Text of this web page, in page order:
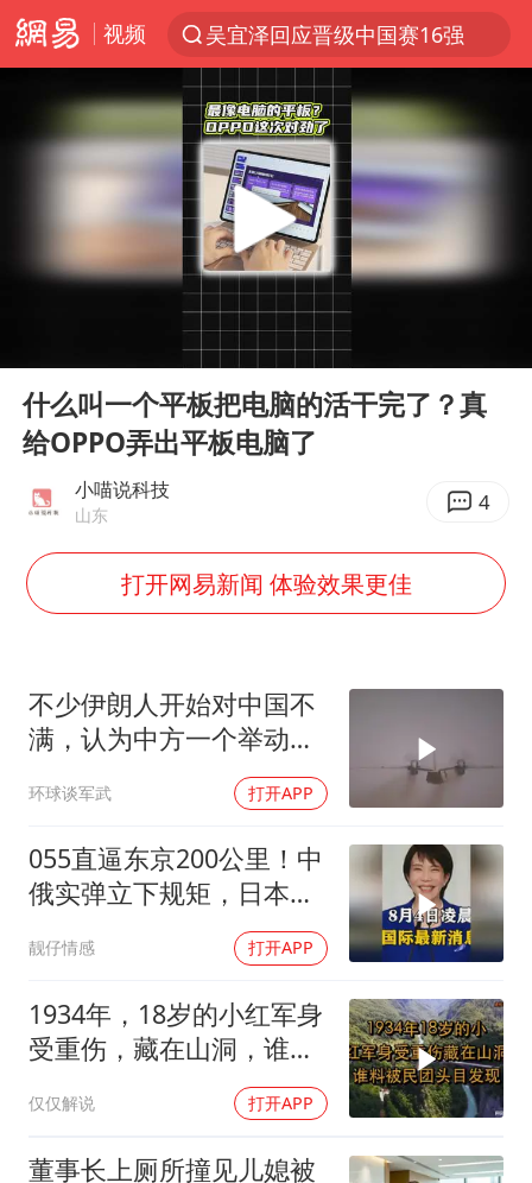
视频
吴宜泽回应晋级中国赛16强
光影经济撬动暑期消费新蓝海
白海豚登陆前还将加强
浙江省发出今年第2号指挥长令
拜登癌症已扩散
央视主播迎来两个新面孔
选专业别因“热门”窄化“热爱”
商场现钱学森巨幅海报 负责人回应
杭州全市有序停课
陈思诚零点晒照为佟丽娅庆生
乐享全民健身 共筑健康中国
Play
什么叫一个平板把电脑的活干完了？真
给OPPO弄出平板电脑了
小喵说科技
山东 4
打开网易新闻 体验效果更佳
不少伊朗人开始对中国不
满，认为中方一个举动，
环球谈军武 打开APP
055直逼东京200公里！中
俄实弹立下规矩，日本除
靓仔情感 打开APP
1934年，18岁的小红军身
受重伤，藏在山洞，谁料
仅仅解说 打开APP
董事长上厕所撞见儿媳被